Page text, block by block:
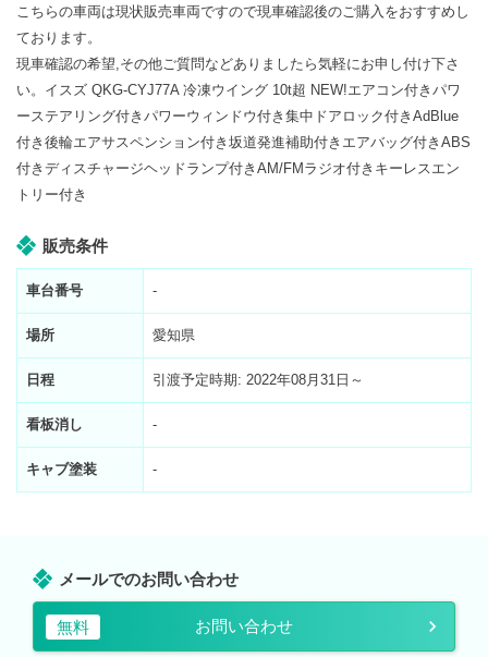
こちらの車両は現状販売車両ですので現車確認後のご購入をおすすめし
ております。
現車確認の希望,その他ご質問などありましたら気軽にお申し付け下さ
い。イスズ QKG-CYJ77A 冷凍ウイング 10t超 NEW!エアコン付きパワ
ーステアリング付きパワーウィンドウ付き集中ドアロック付きAdBlue
付き後輪エアサスペンション付き坂道発進補助付きエアバッグ付きABS
付きディスチャージヘッドランプ付きAM/FMラジオ付きキーレスエン
トリー付き
販売条件
車台番号 -
場所 愛知県
日程 引渡予定時期: 2022年08月31日～
看板消し -
キャブ塗装 -
メールでのお問い合わせ
無料 お問い合わせ